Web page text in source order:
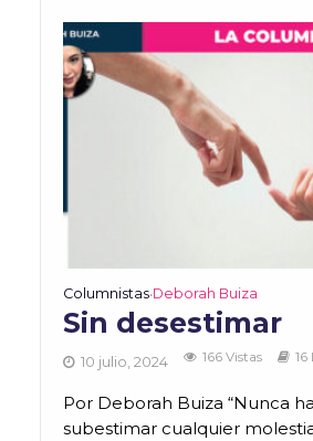
Columnistas•Deborah Buiza
Sin desestimar
10 julio, 2024 166 Vistas
Por Deborah Buiza “Nunca
subestimar cualquier